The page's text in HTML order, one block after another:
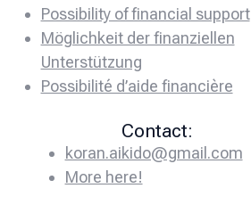
Possibility of financial support
Möglichkeit der finanziellen
Unterstützung
Possibilité d’aide financière
Contact:
koran.aikido@gmail.com
More here!